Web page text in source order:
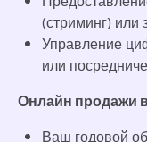
(стриминг) или
Управление
или
Онлайн продажи
Ваш годовой